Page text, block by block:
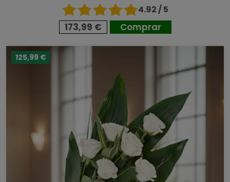
4.92 / 5
173,99 € Comprar
125,99 €